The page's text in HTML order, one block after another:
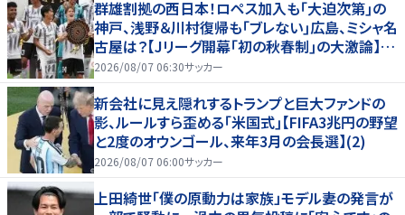
群雄割拠の西日本！ロペス加入も｢大迫次第｣の
神戸、浅野＆川村復帰も｢ブレない｣広島、ミシャ名
古屋は？【Jリーグ開幕｢初の秋春制｣の大激論】
(2)
2026/08/07 06:30サッカー
新会社に見え隠れするトランプと巨大ファンドの
影、ルールすら歪める｢米国式｣【FIFA3兆円の野望
と2度のオウンゴール、来年3月の会長選】(2)
2026/08/07 06:00サッカー
上田綺世「僕の原動力は家族」モデル妻の発言が